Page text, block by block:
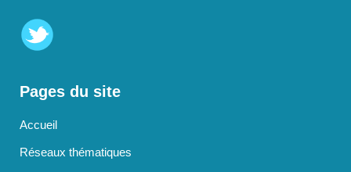
Pages du site
Accueil
Réseaux thématiques